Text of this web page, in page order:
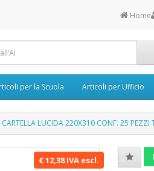
Home
per la Scuola Articoli per Ufficio
CARTELLA LUCIDA 220X310 CONF. 25 PEZZI
€ 12,38 IVA escl.